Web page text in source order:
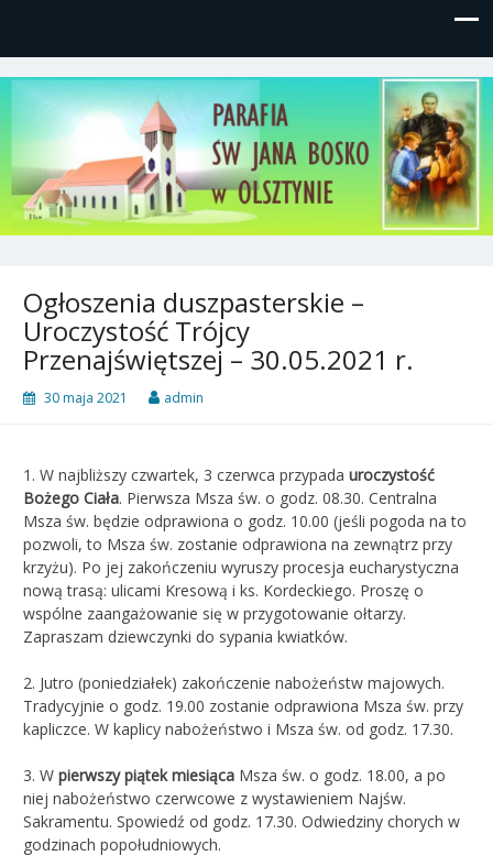
Parafia św, Jana Bosko w
Olsztynie
Gutkowo, ul. Żółkiewskiego 1
Ogłoszenia duszpasterskie –
Uroczystość Trójcy
Przenajświętszej – 30.05.2021 r.
30 maja 2021 admin
1. W najbliższy czwartek, 3 czerwca przypada uroczystość
Bożego Ciała. Pierwsza Msza św. o godz. 08.30. Centralna
Msza św. będzie odprawiona o godz. 10.00 (jeśli pogoda na to
pozwoli, to Msza św. zostanie odprawiona na zewnątrz przy
krzyżu). Po jej zakończeniu wyruszy procesja eucharystyczna
nową trasą: ulicami Kresową i ks. Kordeckiego. Proszę o
wspólne zaangażowanie się w przygotowanie ołtarzy.
Zapraszam dziewczynki do sypania kwiatków.
2. Jutro (poniedziałek) zakończenie nabożeństw majowych.
Tradycyjnie o godz. 19.00 zostanie odprawiona Msza św. przy
kapliczce. W kaplicy nabożeństwo i Msza św. od godz. 17.30.
3. W pierwszy piątek miesiąca Msza św. o godz. 18.00, a po
niej nabożeństwo czerwcowe z wystawieniem Najśw.
Sakramentu. Spowiedź od godz. 17.30. Odwiedziny chorych w
godzinach popołudniowych.